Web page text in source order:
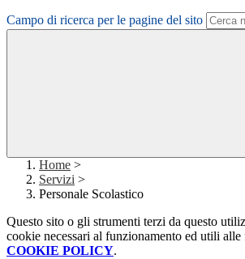
Campo di ricerca per le pagine del sito
Home >
Servizi >
Personale Scolastico
Questo sito o gli strumenti terzi da questo
cookie necessari al funzionamento ed utili
COOKIE POLICY.